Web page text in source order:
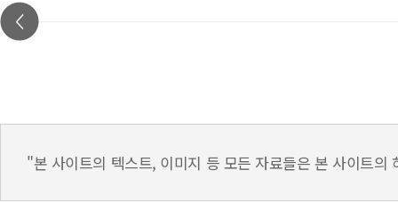
"본 사이트의 텍스트, 이미지 등 모든 자료들은 본 사이트